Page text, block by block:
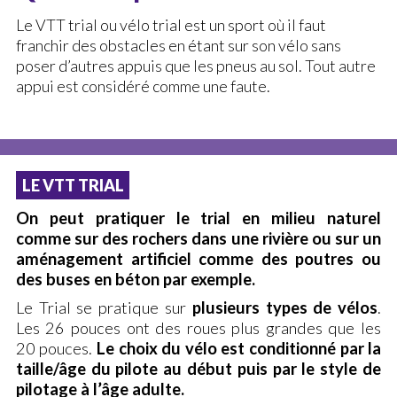
La discipline (BMX)
Installations (BMX)
Cours (BMX)
Démonstration Air Bag
AGENDA
LE BIKE PARK
Le Bike Park
Anniversaires
Magasin – Atelier Réparation
Règlement du Bike Park
Horaires & Tarifs
Le VTT trial ou vélo trial est un sport où il faut
franchir des obstacles en étant sur son vélo sans
poser d’autres appuis que les pneus au sol. Tout autre
appui est considéré comme une faute.
LE VTT TRIAL
On peut pratiquer le trial en milieu naturel
comme sur des rochers dans une rivière ou sur un
aménagement artificiel comme des poutres ou
des buses en béton par exemple.
Le Trial se pratique sur plusieurs types de vélos.
Les 26 pouces ont des roues plus grandes que les
20 pouces. Le choix du vélo est conditionné par la
taille/âge du pilote au début puis par le style de
pilotage à l’âge adulte.